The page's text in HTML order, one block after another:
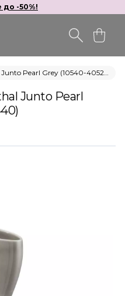
до -50%!
Grey (10540-405201-14440)
Junto Pearl